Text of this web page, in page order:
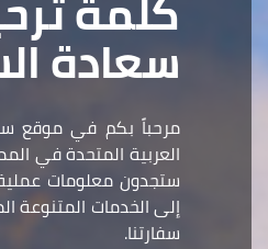
سعادة
مرحباً بكم في موقع
العربية المتحدة في
ستجدون معلومات عملية
إلى الخدمات المتنوعة
سفارتنا.